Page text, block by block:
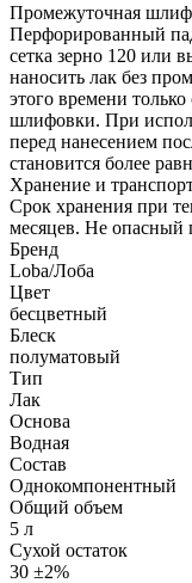
Промежуточная
Перфорированный
сетка зерно 120 или
наносить лак без
этого времени
шлифовки. При
перед нанесением
становится более
Хранение и
Срок хранения при
месяцев. Не опасный
Бренд
Loba/Лоба
Цвет
бесцветный
Блеск
полуматовый
Тип
Лак
Основа
Водная
Состав
Однокомпонентный
Общий объем
5 л
Сухой остаток
30 ±2%